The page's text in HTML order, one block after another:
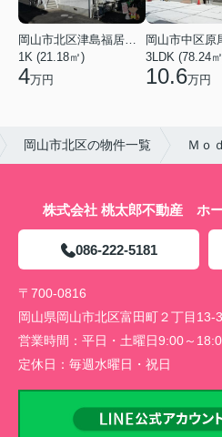
岡山市北区津島福居１丁目
1K (21.18㎡)
4万円
3LDK (78.24
10.6万円
岡山市北区の物件一覧 Ｍｏ
株式会社 桃太郎不動産 ホ
086-222-5181
〒700-0816
岡山県岡山市北区富田町２丁目13-3
営業時間： 平日・土曜日9:00～
定休日： 毎週水曜日・祝日